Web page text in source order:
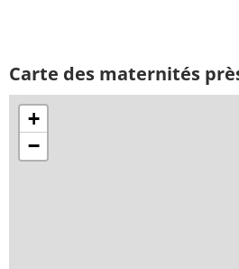
Carte des maternités
+
−